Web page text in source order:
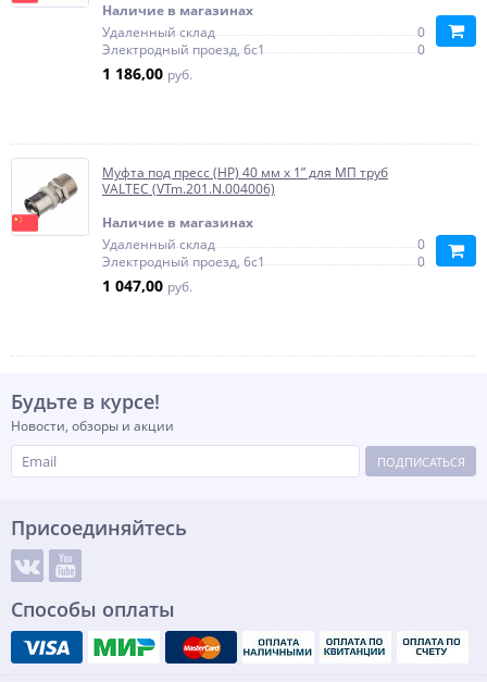
Наличие в магазинах
Удаленный склад
0
Электродный проезд, 6с1
0
1 186,00 руб.
Муфта под пресс (НР) 40 мм х 1” для МП труб
VALTEC (VTm.201.N.004006)
Наличие в магазинах
Удаленный склад
0
Электродный проезд, 6с1
0
1 047,00 руб.
Будьте в курсе!
Новости, обзоры и акции
ПОДПИСАТЬСЯ
Присоединяйтесь
Способы оплаты